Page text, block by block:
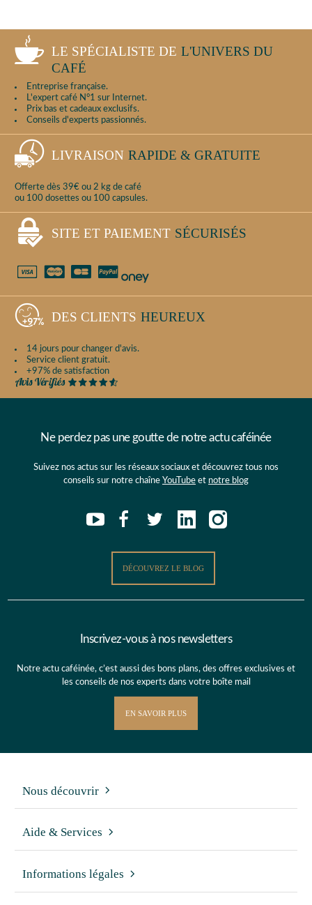
LE SPÉCIALISTE DE L'UNIVERS DU
CAFÉ
Entreprise française.
L'expert café N°1 sur Internet.
Prix bas et cadeaux exclusifs.
Conseils d'experts passionnés.
LIVRAISON RAPIDE & GRATUITE
Offerte dès 39€ ou 2 kg de café
ou 100 dosettes ou 100 capsules.
SITE ET PAIEMENT SÉCURISÉS
DES CLIENTS HEUREUX
14 jours pour changer d'avis.
Service client gratuit.
+97% de satisfaction
Ne perdez pas une goutte de notre actu caféinée
Suivez nos actus sur les réseaux sociaux et découvrez tous nos
conseils sur notre chaîne YouTube et notre blog
DÉCOUVREZ LE BLOG
Inscrivez-vous à nos newsletters
Notre actu caféinée, c’est aussi des bons plans, des offres exclusives et
les conseils de nos experts dans votre boîte mail
EN SAVOIR PLUS
Nous découvrir
Aide & Services
Informations légales